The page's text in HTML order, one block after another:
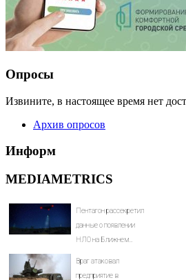
Опросы
Извините, в настоящее время нет
Архив опросов
Информ
MEDIAMETRICS
Пентагон рассекретил
данные о появлении
НЛО на Ближнем
Враг атаковал
предприятие в